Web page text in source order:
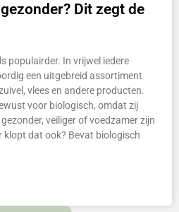
Dit zegt de
populairder. In vrijwel iedere
een uitgebreid assortiment
vlees en andere producten.
voor biologisch, omdat zij
veiliger of voedzamer zijn
klopt dat ook? Bevat biologisch